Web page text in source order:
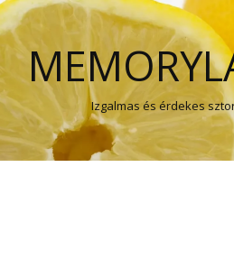
Izgalmas és érdekes